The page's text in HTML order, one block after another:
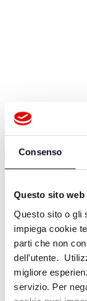
Consenso
Questo sito
Questo sito o gli
impiega cookie
parti che non
dell’utente.
migliore
servizio. Per